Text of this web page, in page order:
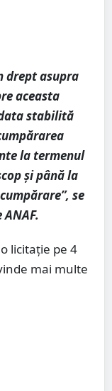
drept asupra
aceasta
stabilită
la termenul
şi până la
se
licitaţie pe 4
mai multe